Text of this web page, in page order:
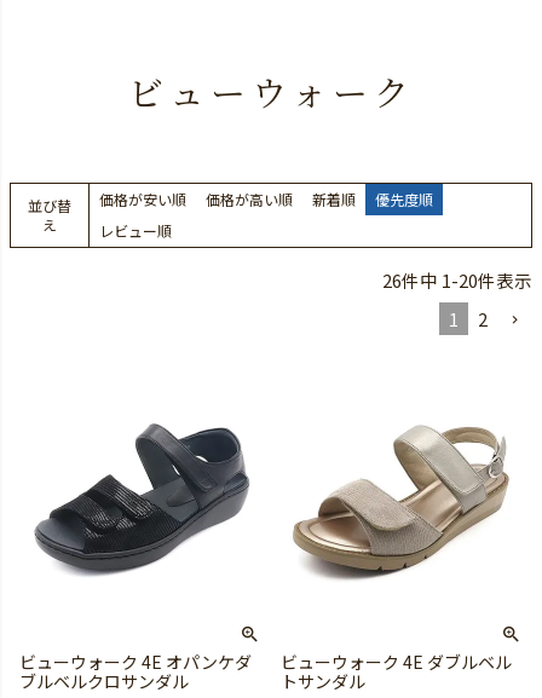
ビューウォーク
並び替
え
価格が安い順 価格が高い順 新着順
優先度順
レビュー順
26件中 1-20件表示
1
2
ビューウォーク 4E オパンケダ
ブルベルクロサンダル
ビューウォーク 4E ダブルベル
トサンダル